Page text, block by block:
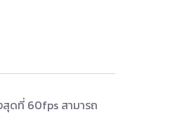
สุดที่ 60fps สามารถ